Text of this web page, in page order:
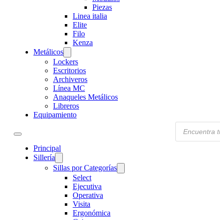
Piezas
Linea italia
Elite
Filo
Kenza
Metálicos
Lockers
Escritorios
Archiveros
Línea MC
Anaqueles Metálicos
Libreros
Equipamiento
Principal
Sillería
Sillas por Categorías
Select
Ejecutiva
Operativa
Visita
Ergonómica
Products
search